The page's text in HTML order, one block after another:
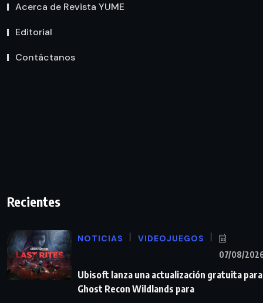
Acerca de Revista YUME
Editorial
Contáctanos
Recientes
NOTICIAS VIDEOJUEGOS
07/08/
Ubisoft lanza una actualización gratuita para
Ghost Recon Wildlands para